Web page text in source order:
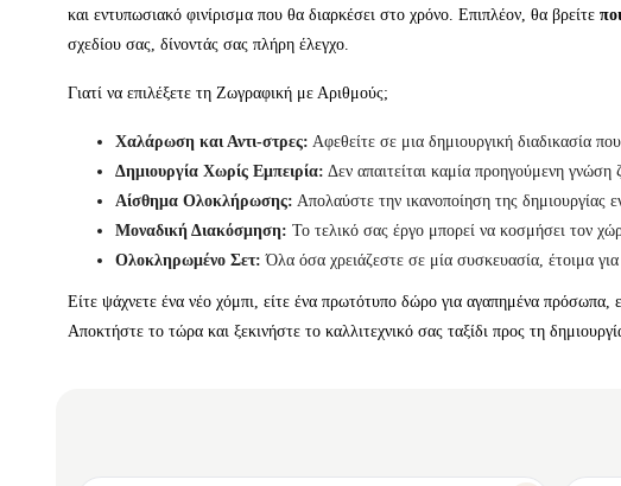
και εντυπωσιακό φινίρισμα που θα διαρκέσει στο χρόνο. Επιπλέον, θα βρείτε
σχεδίου σας, δίνοντάς σας πλήρη έλεγχο.
Γιατί να επιλέξετε τη Ζωγραφική με Αριθμούς;
Χαλάρωση και Αντι-στρες: Αφεθείτε σε μια δημιουργική διαδικασία
Δημιουργία Χωρίς Εμπειρία: Δεν απαιτείται καμία προηγούμενη
Αίσθημα Ολοκλήρωσης: Απολαύστε την ικανοποίηση της δημιουργίας
Μοναδική Διακόσμηση: Το τελικό σας έργο μπορεί να κοσμήσει τον
Ολοκληρωμένο Σετ: Όλα όσα χρειάζεστε σε μία συσκευασία, έτοιμα
Είτε ψάχνετε ένα νέο χόμπι, είτε ένα πρωτότυπο δώρο για αγαπημένα πρόσωπα,
Αποκτήστε το τώρα και ξεκινήστε το καλλιτεχνικό σας ταξίδι προς τη